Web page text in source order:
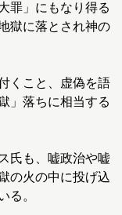
罪」にもなり得る
獄に落とされ神の
くこと、虚偽を語
」落ちに相当する
氏も、嘘政治や嘘
の火の中に投げ込
る。